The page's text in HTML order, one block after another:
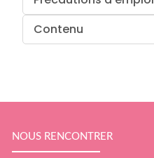
Contenu
NOUS RENCONTRER